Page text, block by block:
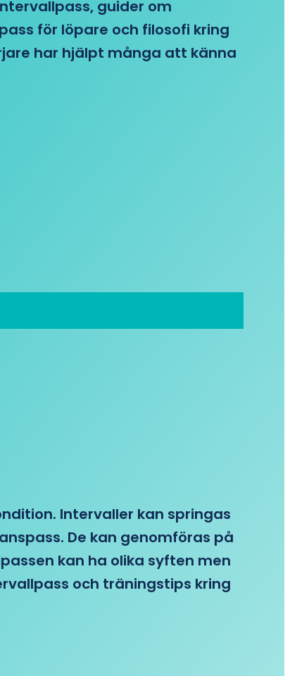
guider om
för löpare och filosofi kring
har hjälpt många att känna
Intervaller kan springas
De kan genomföras på
kan ha olika syften men
och träningstips kring